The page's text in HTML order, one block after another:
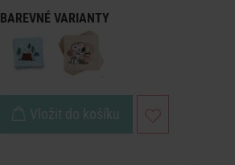
BAREVNÉ VARIANTY
Vložit do košíku